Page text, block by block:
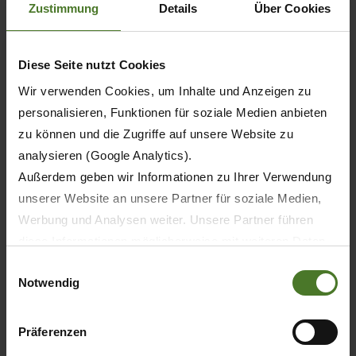
Zustimmung Details Über Cookies
Diese Seite nutzt Cookies
Wir verwenden Cookies, um Inhalte und Anzeigen zu
personalisieren, Funktionen für soziale Medien anbieten
zu können und die Zugriffe auf unsere Website zu
analysieren (Google Analytics).
Außerdem geben wir Informationen zu Ihrer Verwendung
unserer Website an unsere Partner für soziale Medien,
Werbung und Analysen weiter. Unsere Partner führen
sie im Rahmen Ihrer Nutzung der Dienste gesammelt
Wir setzen im Rahmen des Trackings auch Dienstleister
in Drittländern außerhalb der EU mit abweichenden
Notwendig
Präferenzen
segadora-acondicionadora